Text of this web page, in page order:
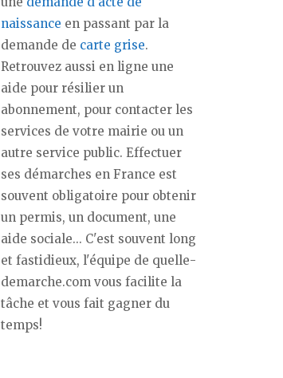
naissance en passant par la
demande de carte grise.
Retrouvez aussi en ligne une
aide pour résilier un
abonnement, pour contacter les
services de votre mairie ou un
autre service public. Effectuer
ses démarches en France est
souvent obligatoire pour obtenir
un permis, un document, une
aide sociale... C'est souvent long
et fastidieux, l'équipe de quelle-
demarche.com vous facilite la
tâche et vous fait gagner du
temps!